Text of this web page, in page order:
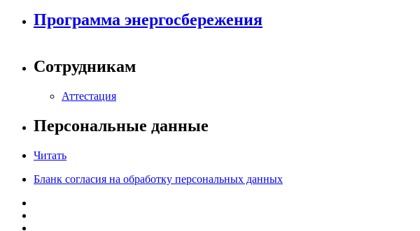
Программа энергосбережения
Сотрудникам
Аттестация
Персональные данные
Читать
Бланк согласия на обработку персональных данных